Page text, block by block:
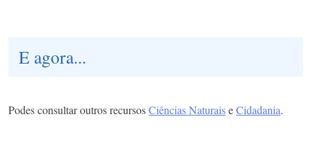
E agora...
Podes consultar outros recursosCiências NaturaiseCidadania.